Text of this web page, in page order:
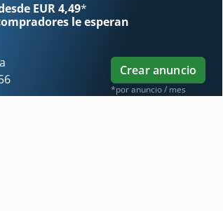
EUR 4,49*
le esperan
Crear anuncio
*por anuncio / mes